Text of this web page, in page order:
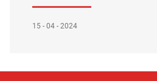
15 - 04 - 2024